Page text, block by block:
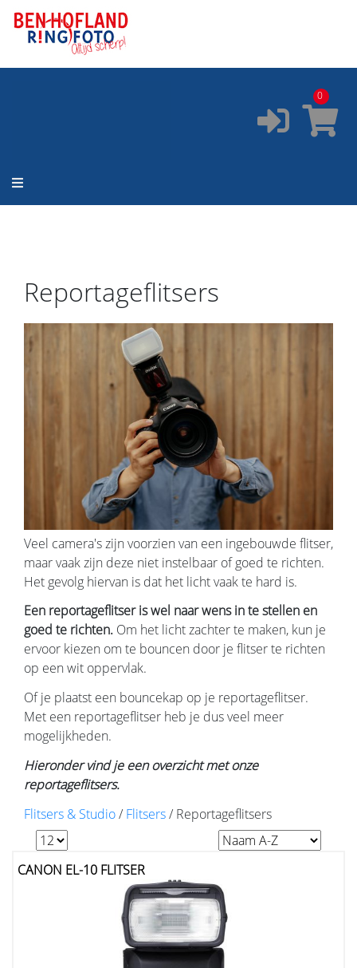
Printservice
Fotocursus✔️Occasions
0
Reportageflitsers
Veel camera's zijn voorzien van een ingebouwde flitser,
maar vaak zijn deze niet instelbaar of goed te richten.
Het gevolg hiervan is dat het licht vaak te hard is.
Een reportageflitser is wel naar wens in te stellen en
goed te richten. Om het licht zachter te maken, kun je
ervoor kiezen om te bouncen door je flitser te richten
op een wit oppervlak.
Of je plaatst een bouncekap op je reportageflitser.
Met een reportageflitser heb je dus veel meer
mogelijkheden.
Hieronder vind je een overzicht met onze
reportageflitsers.
Flitsers & Studio/ Flitsers/ Reportageflitsers
CANON EL-10 FLITSER